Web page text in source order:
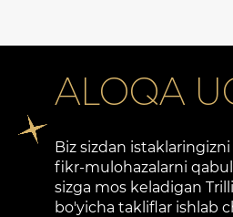
ALOQA
Biz sizdan
fikr-mulohazalarni
sizga mos keladigan
bo'yicha takliflar ishlab